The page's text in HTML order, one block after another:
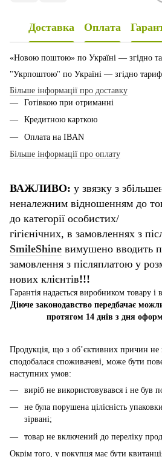
Доставка Оплата
«Новою поштою» по Україні — згідно
"Укрпоштою" по Україні — згідно
Більше інформації про доставку
Готівкою при отриманні
Кредитною карткою
Оплата на IBAN
Більше інформації про оплату
ВАЖЛИВО: у звязку з
неналежним відношенням до
до категорії особистих/
гігієнічних, в замовленнях з
SmileShine вимушено вводить
замовлення з післяплатою у
нових клієнтів!!!
Гарантія надається виробником товару і
Діюче законодавство передбачає
протягом 14 днів з дня
Продукція, що з об’єктивних причин не
сподобалася споживачеві, може бути
наступних умов:
виріб не використовувався і не був
не була порушена цілісність
зірвані;
товар не включений до переліку
Окрім того, у покупця має бути